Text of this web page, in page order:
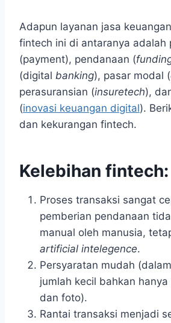
Adapun layanan jasa
fintech ini di antaranya adalah
(payment), pendanaan (
(digital banking), pasar modal (
perasuransian (insuretech),
(inovasi keuangan digital).
dan kekurangan fintech.
Kelebihan fintech:
Proses transaksi sangat
pemberian pendanaan
manual oleh manusia,
artificial intelegence.
Persyaratan mudah
jumlah kecil bahkan
dan foto).
Rantai transaksi menjadi